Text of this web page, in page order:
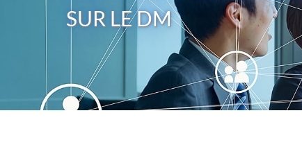
SUR LE DM